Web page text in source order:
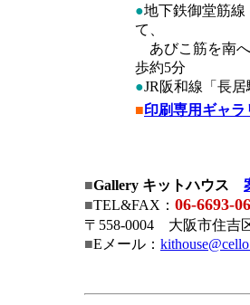
●地下鉄御堂筋線
て、
あびこ筋を南
歩約5分
●JR阪和線「長
■印刷専用ギャラ
■Gallery キットハウス
■TEL&FAX： 06-6693-
〒558-0004 大阪市住吉
■Eメール：